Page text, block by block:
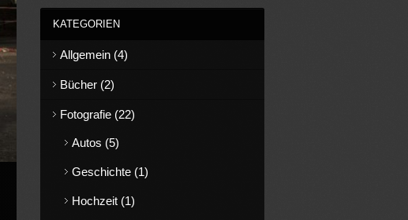
KATEGORIEN
Allgemein(4)
Bücher(2)
Fotografie(22)
Autos (5)
Geschichte(1)
Hochzeit(1)